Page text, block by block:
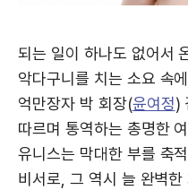
되는 일이 하나도 없어서
악다구니를 치는 소요 속
억만장자 박 회장(윤여정)
따르며 통역하는 총명한
유니스는 막대한 부를 축
비서로, 그 역시 늘 완벽